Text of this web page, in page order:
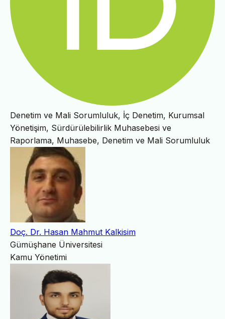
Denetim ve Mali Sorumluluk, İç Denetim, Kurumsal
Yönetişim, Sürdürülebilirlik Muhasebesi ve
Raporlama, Muhasebe, Denetim ve Mali Sorumluluk
Doç. Dr. Hasan Mahmut Kalkisim
Gümüşhane Üniversitesi
Kamu Yönetimi